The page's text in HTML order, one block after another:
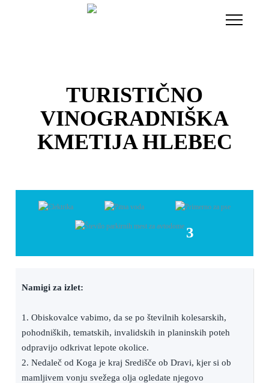
Toggle
TURISTIČNO
VINOGRADNIŠKA
KMETIJA HLEBEC
3
Namigi za izlet:
1. Obiskovalce vabimo, da se po številnih kolesarskih,
pohodniških, tematskih, invalidskih in planinskih poteh
odpravijo odkrivat lepote okolice.
2. Nedaleč od Koga je kraj Središče ob Dravi, kjer si ob
mamljivem vonju svežega olja ogledate njegovo